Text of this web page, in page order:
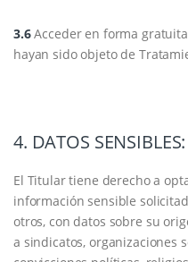
3.6Acceder en forma
hayan sido objeto de
4. DATOS SENSIBLES:
El Titular tiene derecho a
información sensible
otros, con datos sobre su
a sindicatos, organizaciones